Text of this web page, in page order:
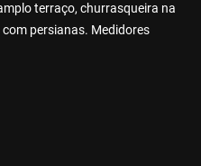
terraço, churrasqueira na
persianas. Medidores